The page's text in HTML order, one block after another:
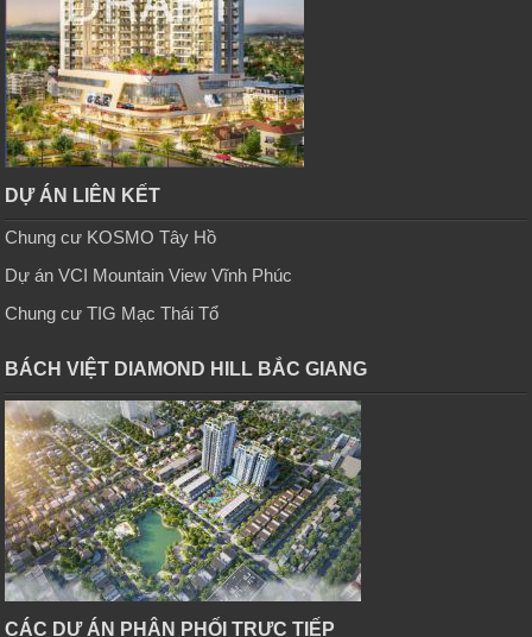
DỰ ÁN LIÊN KẾT
Chung cư KOSMO Tây Hồ
Dự án VCI Mountain View Vĩnh Phúc
Chung cư TIG Mạc Thái Tổ
BÁCH VIỆT DIAMOND HILL BẮC GIANG
CÁC DỰ ÁN PHÂN PHỐI TRỰC TIẾP